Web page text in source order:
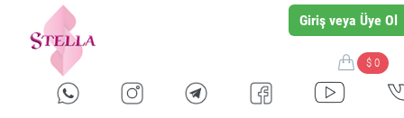
Giriş veya Üye Ol
$ 0